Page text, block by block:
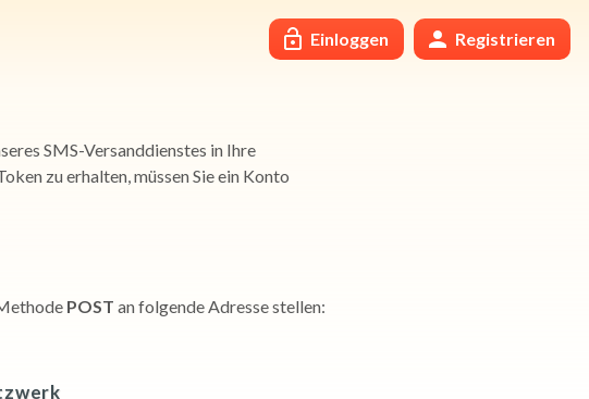
Einloggen Registrieren
SMS-Versanddienstes in Ihre
zu erhalten, müssen Sie ein Konto
POST an folgende Adresse stellen: